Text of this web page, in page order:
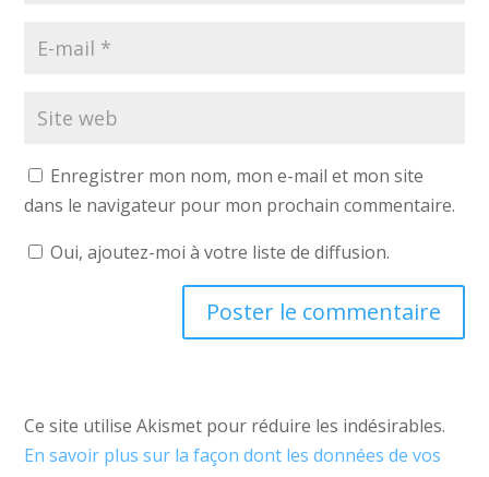
Enregistrer mon nom, mon e-mail et mon site
dans le navigateur pour mon prochain commentaire.
Oui, ajoutez-moi à votre liste de diffusion.
Ce site utilise Akismet pour réduire les indésirables.
En savoir plus sur la façon dont les données de vos